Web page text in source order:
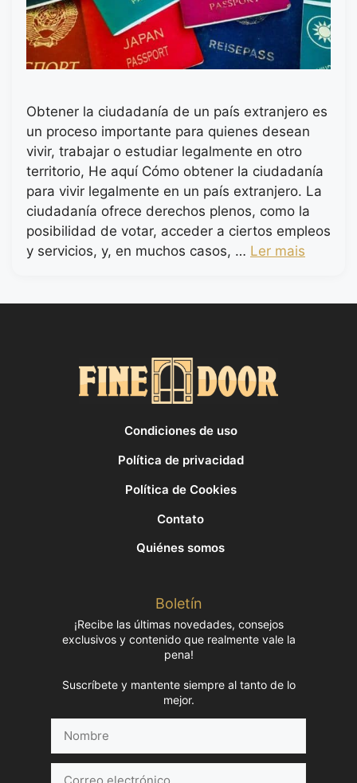
Obtener la ciudadanía de un país extranjero es
un proceso importante para quienes desean
vivir, trabajar o estudiar legalmente en otro
territorio, He aquí Cómo obtener la ciudadanía
para vivir legalmente en un país extranjero. La
ciudadanía ofrece derechos plenos, como la
posibilidad de votar, acceder a ciertos empleos
y servicios, y, en muchos casos, … Ler mais
Condiciones de uso
Política de privacidad
Política de Cookies
Contato
Quiénes somos
Boletín
¡Recibe las últimas novedades, consejos
exclusivos y contenido que realmente vale la
pena!
Suscríbete y mantente siempre al tanto de lo
mejor.